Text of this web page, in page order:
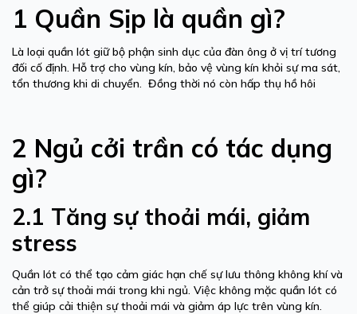
1 Quần Sịp là quần gì?
Là loại quần lót giữ bộ phận sinh dục của đàn ông ở vị trí tương
đối cố định. Hỗ trợ cho vùng kín, bảo vệ vùng kín khỏi sự ma sát,
tổn thương khi di chuyển. Đồng thời nó còn hấp thụ hồ hôi
2 Ngủ cởi trần có tác dụng
gì?
2.1 Tăng sự thoải mái, giảm
stress
Quần lót có thể tạo cảm giác hạn chế sự lưu thông không khí và
cản trở sự thoải mái trong khi ngủ. Việc không mặc quần lót có
thể giúp cải thiện sự thoải mái và giảm áp lực trên vùng kín.